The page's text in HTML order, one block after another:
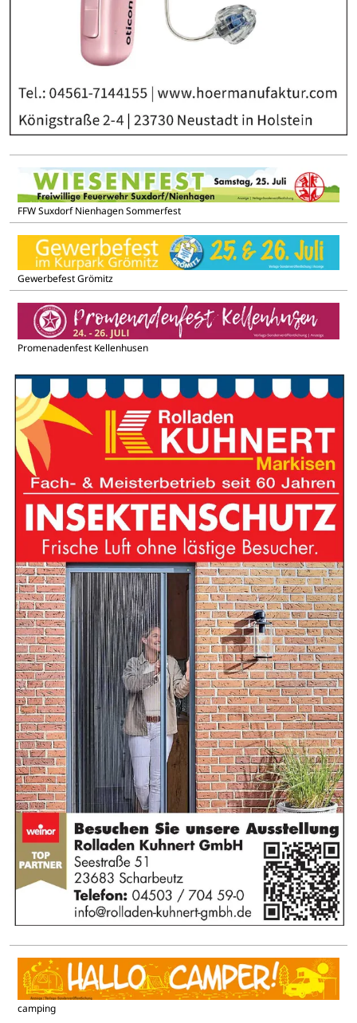
FFW Suxdorf Nienhagen Sommerfest
Gewerbefest Grömitz
Promenadenfest Kellenhusen
camping